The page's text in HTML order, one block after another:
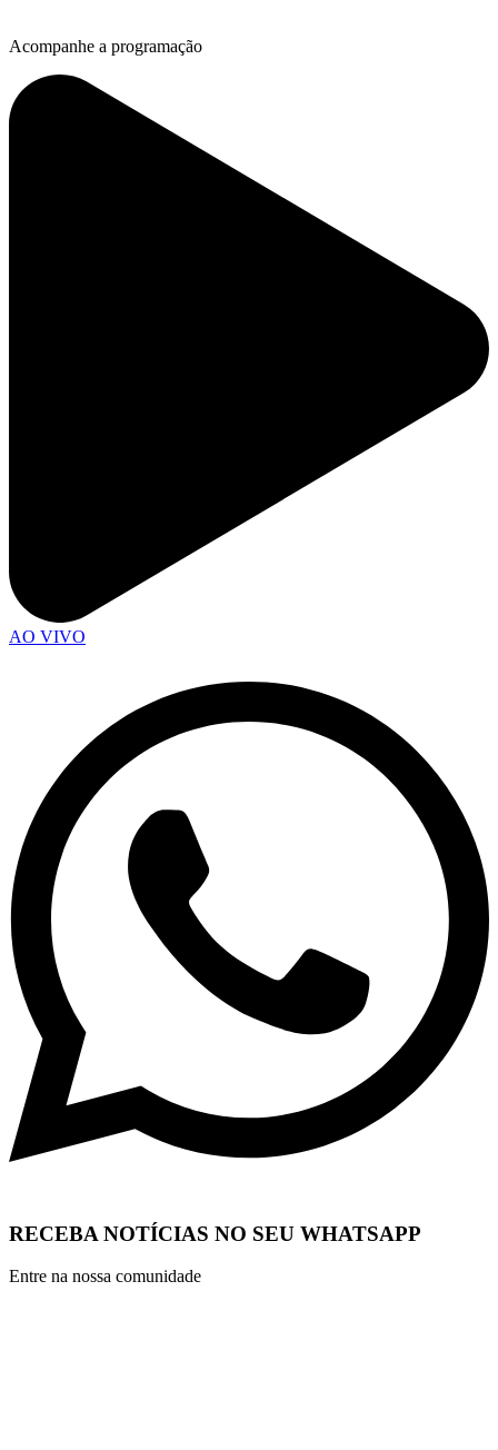
Acompanhe a programação
AO VIVO
RECEBA NOTÍCIAS NO SEU WHATSAPP
Entre na nossa comunidade